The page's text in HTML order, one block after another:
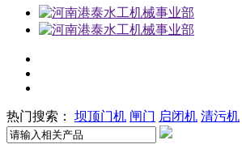
热门搜索： 坝顶门机 闸门 启闭机 清污机